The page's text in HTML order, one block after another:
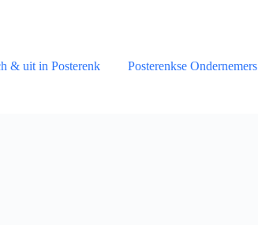
& uit in Posterenk Posterenkse Ondernemers